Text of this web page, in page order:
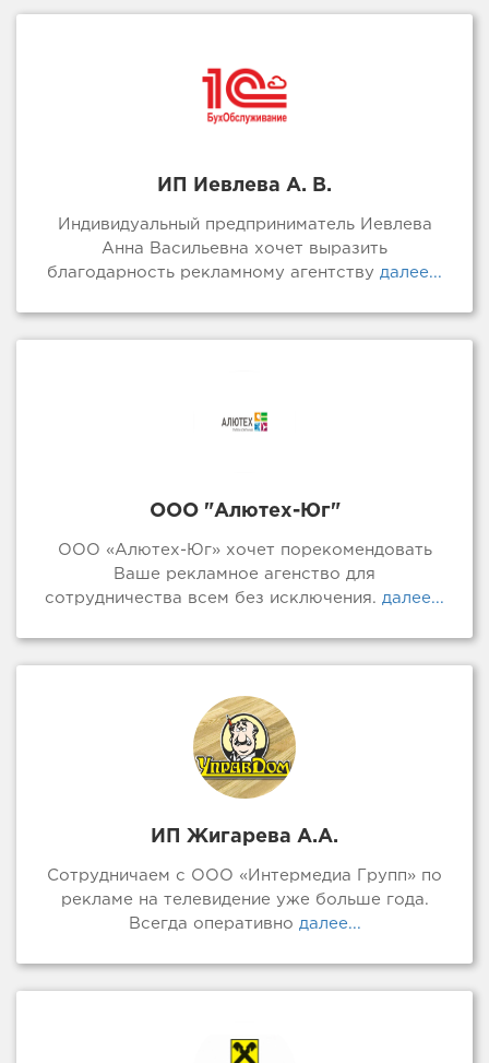
ИП Иевлева А. В.
Индивидуальный предприниматель Иевлева
Анна Васильевна хочет выразить
благодарность рекламному агентству далее...
ООО "Алютех-Юг"
ООО «Алютех-Юг» хочет порекомендовать
Ваше рекламное агенство для
сотрудничества всем без исключения.
далее...
ИП Жигарева А.А.
Сотрудничаем с ООО «Интермедиа Групп» по
рекламе на телевидение уже больше года.
Всегда оперативно далее...